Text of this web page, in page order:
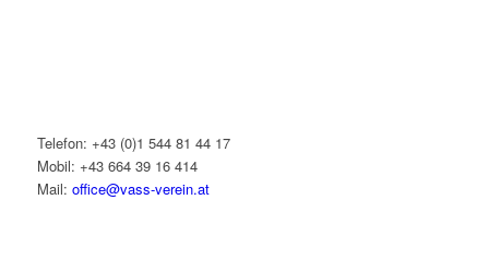
Telefon: +43 (0)1 544 81 44 17
Mobil: +43 664 39 16 414
Mail: office@vass-verein.at